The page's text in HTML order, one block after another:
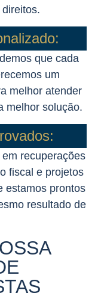
que cada
um
melhor atender
melhor solução.
recuperações
fiscal e projetos
estamos prontos
resultado de